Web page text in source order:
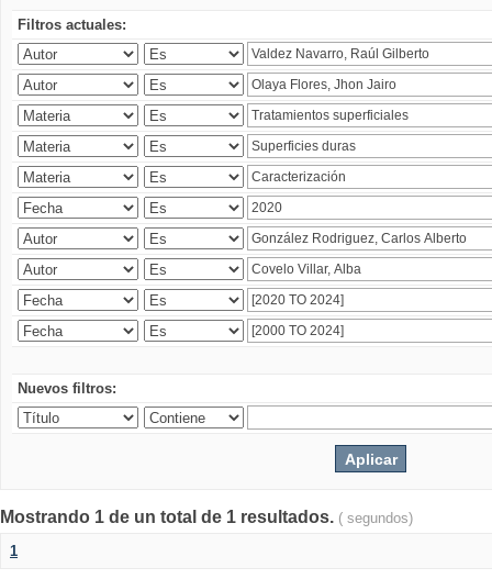
Filtros actuales:
Nuevos filtros:
Mostrando 1 de un total de 1 resultados. ( segundos)
1